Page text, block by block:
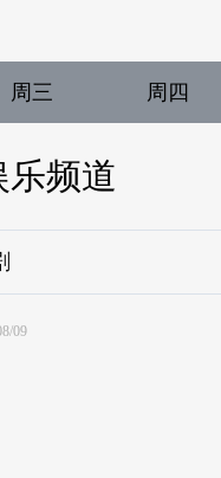
周三 周四
乐频道
09